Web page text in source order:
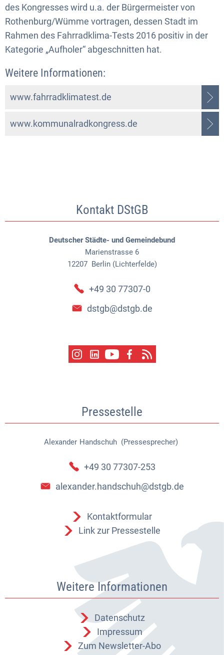
des Kongresses wird u.a. der Bürgermeister von
Rothenburg/Wümme vortragen, dessen Stadt im
Rahmen des Fahrradklima-Tests 2016 positiv in der
Kategorie „Aufholer“ abgeschnitten hat.
Weitere Informationen:
www.fahrradklimatest.de
www.kommunalradkongress.de
Kontakt DStGB
Deutscher Städte- und Gemeindebund
Marienstrasse 6
12207 Berlin (Lichterfelde)
+49 30 77307-0
dstgb@dstgb.de
Pressestelle
Alexander Handschuh (Pressesprecher)
Alexander Handschuh
+49 30 77307-253
alexander.handschuh@dstgb.de
Kontaktformular
Link zur Pressestelle
Weitere Informationen
Datenschutz
Impressum
Zum Newsletter-Abo